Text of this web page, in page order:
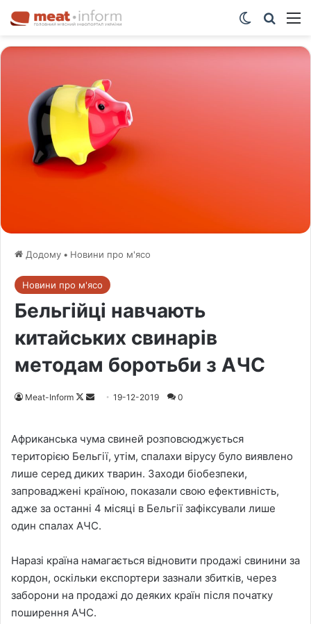
Switch skin
Додому • Новини про м'ясо
Новини про м'ясо
Бельгійці навчають
китайських свинарів
методам боротьби з АЧС
Meat-Inform
F
l
o
w
o
n
X
a
n
e
m
a
l
19-12-2019 0
Африканська чума свиней розповсюджується
територією Бельгії, утім, спалахи вірусу було виявлено
лише серед диких тварин. Заходи біобезпеки,
запроваджені країною, показали свою ефективність,
адже за останні 4 місяці в Бельгії зафіксували лише
один спалах АЧС.
Наразі країна намагається відновити продажі свинини за
кордон, оскільки експортери зазнали збитків, через
заборони на продажі до деяких країн після початку
поширення АЧС.